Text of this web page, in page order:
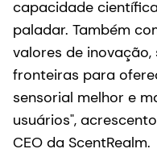
capacidade
paladar. Também
valores de
fronteiras para
sensorial melhor e
usuários",
CEO da ScentRealm.